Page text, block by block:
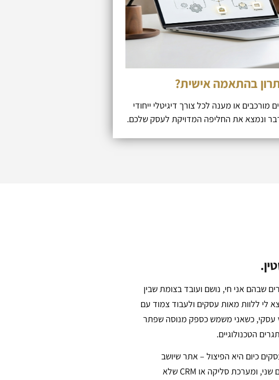
בהתאמה אישית?
מורכבים או מענה לכל צורך דיגיטלי ייחודי
ונמצא את החליפה המדויקת לעסק שלכם.
שבהם אני חי, נושם ועובד בצומת שבין
לי ללוות מאות עסקים ולעבוד צמוד עם
עסקי, כשאני משמש כספק מנוסה שפתר
הטכנולוגיים.
כיום היא הפיצול – אתר שיושב
במקום אחד, מערכת דיוור במקום שני, ומערכת סליקה או CRM שלא